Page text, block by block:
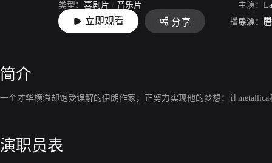
类型： 喜剧片 / 音乐片 主演：
上映： 2016-02 导演：
立即观看 分享 播放源：
简介
一个才华横溢却饱受误解的伊朗作家，正努力实现他的梦想：让
演职员表